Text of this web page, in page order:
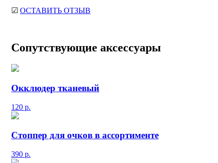
☑ ОСТАВИТЬ ОТЗЫВ
Сопутствующие аксессуары
Окклюдер тканевый
120 р.
Стоппер для очков в ассортименте
390 р.